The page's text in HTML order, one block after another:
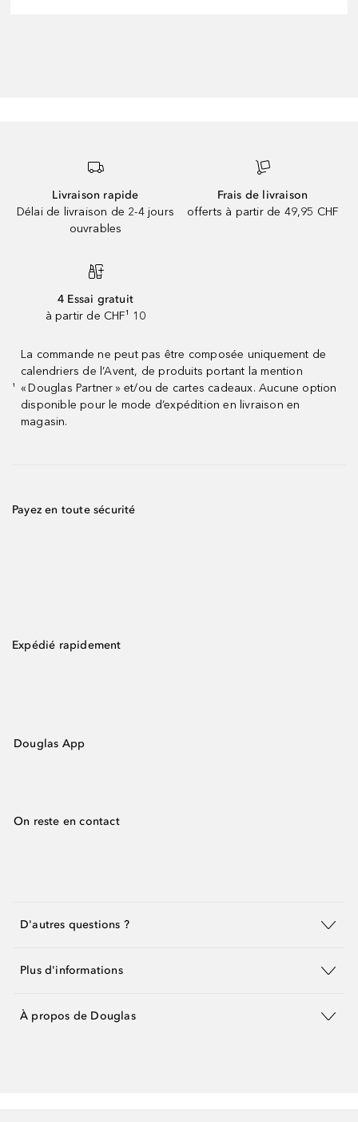
Livraison rapide
Délai de livraison de 2-4 jours
ouvrables
Frais de livraison
offerts à partir de 49,95 CHF
4 Essai gratuit
à partir de CHF¹ 10
¹
La commande ne peut pas être composée uniquement de
calendriers de l’Avent, de produits portant la mention
« Douglas Partner » et/ou de cartes cadeaux. Aucune option
disponible pour le mode d’expédition en livraison en
magasin.
Payez en toute sécurité
Expédié rapidement
Douglas App
On reste en contact
D'autres questions ?
Plus d'informations
À propos de Douglas